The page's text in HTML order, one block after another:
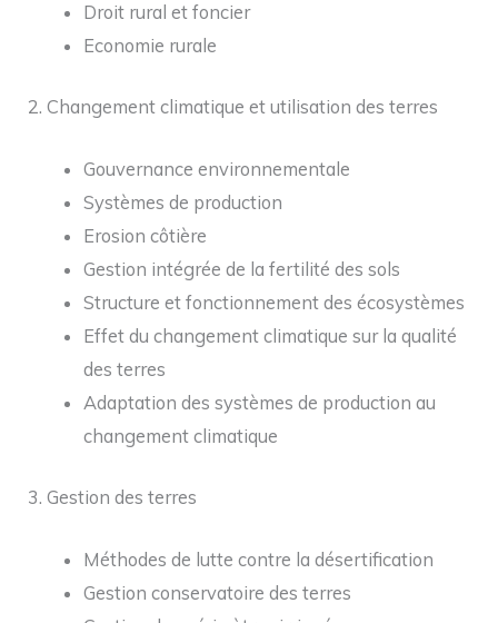
Droit rural et foncier
Economie rurale
2. Changement climatique et utilisation des terres
Gouvernance environnementale
Systèmes de production
Erosion côtière
Gestion intégrée de la fertilité des sols
Structure et fonctionnement des écosystèmes
Effet du changement climatique sur la qualité
des terres
Adaptation des systèmes de production au
changement climatique
3. Gestion des terres
Méthodes de lutte contre la désertification
Gestion conservatoire des terres